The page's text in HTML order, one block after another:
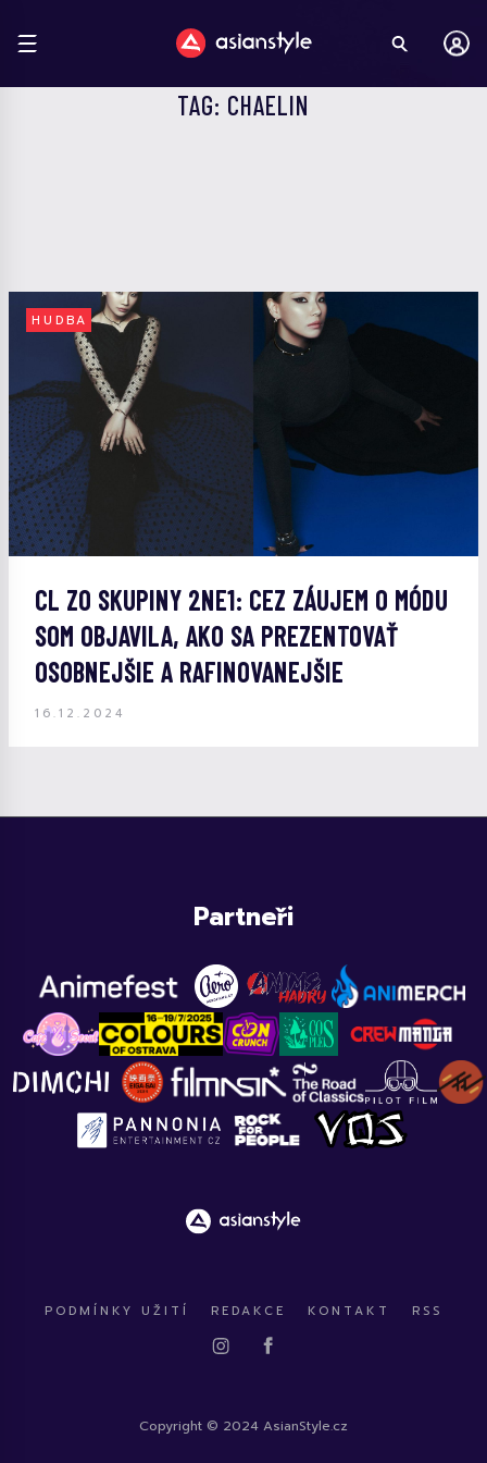
TAG: CHAELIN
HUDBA
CL ZO SKUPINY 2NE1: CEZ ZÁUJEM O MÓDU
SOM OBJAVILA, AKO SA PREZENTOVAŤ
OSOBNEJŠIE A RAFINOVANEJŠIE
16.12.2024
Partneři
PODMÍNKY UŽITÍ REDAKCE KONTAKT RSS
Copyright © 2024 AsianStyle.cz